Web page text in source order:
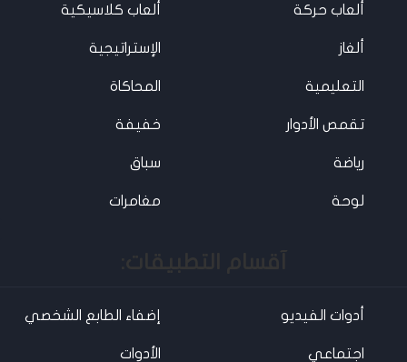
ألعاب حركة ألعاب كلاسيكية
ألغاز الإستراتيجية
التعليمية المحاكاة
تقمص الأدوار خفيفة
رياضة سباق
لوحة مغامرات
أدوات الفيديو إضفاء الطابع الشخصي
اجتماعي الأدوات